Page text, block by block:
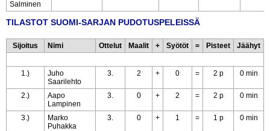
Salminen
TILASTOT SUOMI-SARJAN PUDOTUSPELEISSÄ
Sijoitus Nimi Ottelut Maalit + Syötöt = Pisteet Jäähyt
1.)
Juho
Saarilehto
3. 2 + 0 = 2 p 0 min
2.)
Aapo
Lampinen
3. 0 + 2 = 2 p 0 min
3.)
Marko
Puhakka
3. 0 + 1 = 1 p 0 min